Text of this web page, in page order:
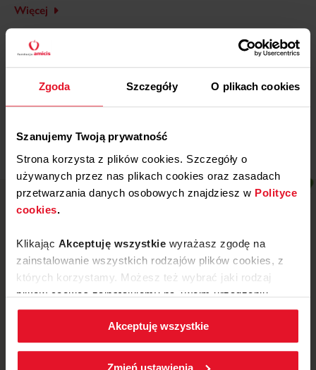
Zgoda Szczegóły O plikach cookies
Szanujemy Twoją prywatność
Strona korzysta z plików cookies. Szczegóły o
używanych przez nas plikach cookies oraz zasadach
przetwarzania danych osobowych znajdziesz w Polityce
cookies.
Klikając Akceptuję wszystkie wyrażasz zgodę na
zainstalowanie wszystkich rodzajów plików cookies, z
których korzystamy. Możesz też wybrać jaki rodzaj
plików cookies zainstalujemy na Twoim urządzeniu,
klikającZmień ustawienia.
W każdej chwili możesz zmienić wybrane przez Ciebie
ustawienia plików cookies wchodząc w zakładkę
Akceptuję wszystkie
Zmień ustawienia
Więcej
18 CZERWCA, 2026
Wojewódzki Szpital
Specjalistyczny w Legnicy
ul. Mickiewicza 52, 64-510 Wronki